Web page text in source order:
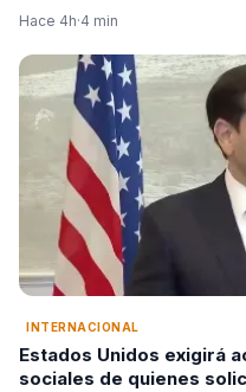
Hace 4h·4 min
INTERNACIONAL
Estados Unidos exigirá
sociales de quienes